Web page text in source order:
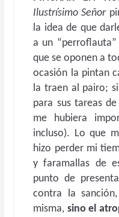
Ilustrísimo Señor
la idea de que
a un
que se oponen a
ocasión la pintan
la traen al pairo;
para sus tareas
me hubiera
incluso). Lo que
hizo perder mi
y faramallas de
punto de
contra la
misma, sino el